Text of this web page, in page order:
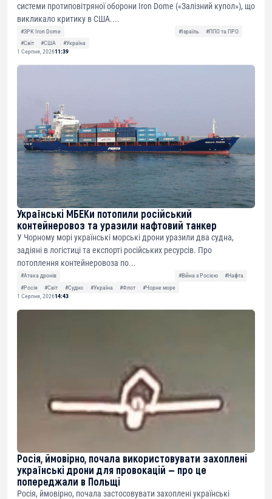
системи протиповітряної оборони Iron Dome («Залізний купол»), що
викликало критику в США....
#ЗРК Iron Dome #Ізраїль
#ППО та ПРО
#Світ
#США
#Україна
1 Серпня, 202611:39
Українські МБЕКи потопили російський
контейнеровоз та уразили нафтовий танкер
У Чорному морі українські морські дрони уразили два судна,
задіяні в логістиці та експорті російських ресурсів. Про
потоплення контейнеровоза по...
#Атака дронів #Війна з Росією
#Нафта
#Росія
#Світ #Судно #Україна #Флот
#Чорне море
1 Серпня, 202614:43
Росія, ймовірно, почала використовувати захоплені
українські дрони для провокацій — про це
попереджали в Польщі
Росія, ймовірно, почала застосовувати захоплені українські